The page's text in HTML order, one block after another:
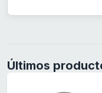
Últimos